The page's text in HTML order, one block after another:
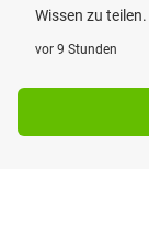
Wissen zu
vor 9 Stunden